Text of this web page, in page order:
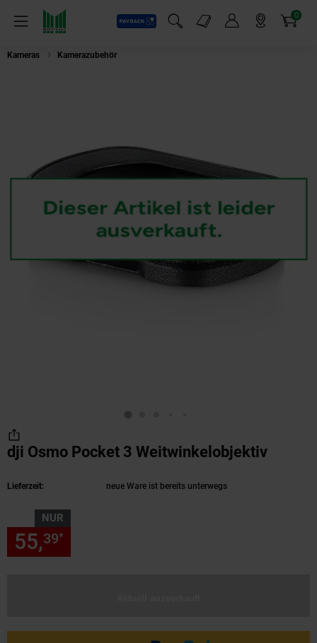
Menü
Payback
Suchfeld einblenden
Markt-Angebote 0
Artikel
Kameras Kamerazubehör
dji Osmo Pocket 3 Weitwinkelobjektiv
Lieferzeit: neue Ware ist bereits unterwegs
NUR
55,39*